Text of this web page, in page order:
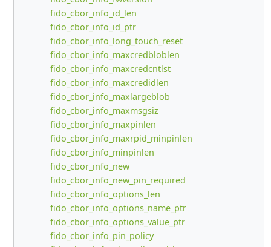
fido_cbor_info_id_len
fido_cbor_info_id_ptr
fido_cbor_info_long_touch_reset
fido_cbor_info_maxcredbloblen
fido_cbor_info_maxcredcntlst
fido_cbor_info_maxcredidlen
fido_cbor_info_maxlargeblob
fido_cbor_info_maxmsgsiz
fido_cbor_info_maxpinlen
fido_cbor_info_maxrpid_minpinlen
fido_cbor_info_minpinlen
fido_cbor_info_new
fido_cbor_info_new_pin_required
fido_cbor_info_options_len
fido_cbor_info_options_name_ptr
fido_cbor_info_options_value_ptr
fido_cbor_info_pin_policy